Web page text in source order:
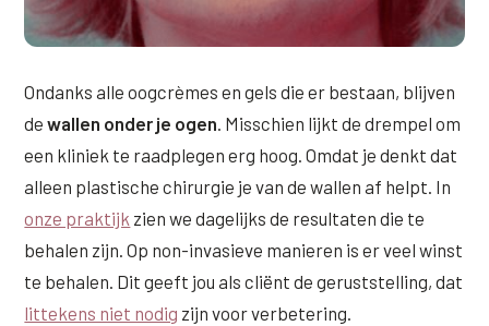
Ondanks alle oogcrèmes en gels die er bestaan, blijven
dewallen onder je ogen . Misschien lijkt de drempel om
een kliniek te raadplegen erg hoog. Omdat je denkt dat
alleen plastische chirurgie je van de wallen af helpt. In
onze praktijk zien we dagelijks de resultaten die te
behalen zijn. Op non-invasieve manieren is er veel winst
te behalen. Dit geeft jou als cliënt de geruststelling, dat
littekens niet nodig zijn voor verbetering.